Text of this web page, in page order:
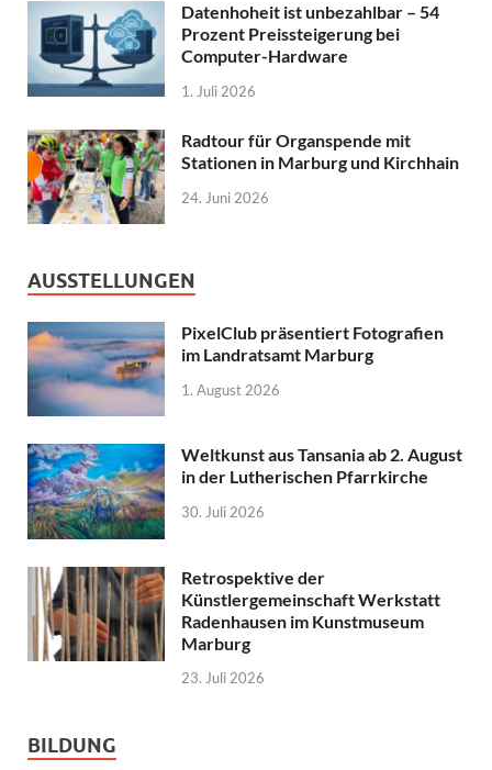
Datenhoheit ist unbezahlbar – 54
Prozent Preissteigerung bei
Computer-Hardware
1. Juli 2026
Radtour für Organspende mit
Stationen in Marburg und Kirchhain
24. Juni 2026
AUSSTELLUNGEN
PixelClub präsentiert Fotografien
im Landratsamt Marburg
1. August 2026
Weltkunst aus Tansania ab 2. August
in der Lutherischen Pfarrkirche
30. Juli 2026
Retrospektive der
Künstlergemeinschaft Werkstatt
Radenhausen im Kunstmuseum
Marburg
23. Juli 2026
BILDUNG